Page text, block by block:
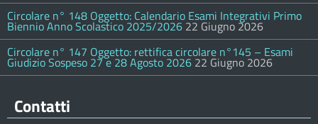
Circolare n° 148 Oggetto: Calendario Esami Integrativi Primo
Biennio Anno Scolastico 2025/2026 22 Giugno 2026
Circolare n° 147 Oggetto: rettifica circolare n°145 – Esami
Giudizio Sospeso 27 e 28 Agosto 2026 22 Giugno 2026
Contatti